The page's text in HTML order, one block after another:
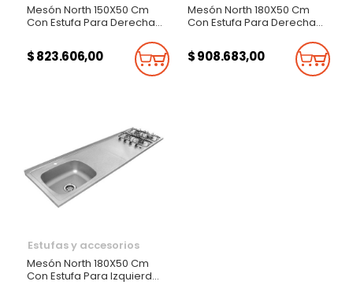
Mesón North 150X50 Cm
Con Estufa Para Derecha
$ 823.606,00 Añadir Al Carrito
Mesón North 180X50 Cm
Con Estufa Para Derecha
$ 908.683,00
Estufas y accesorios
Mesón North 180X50 Cm
Con Estufa Para Izquierda